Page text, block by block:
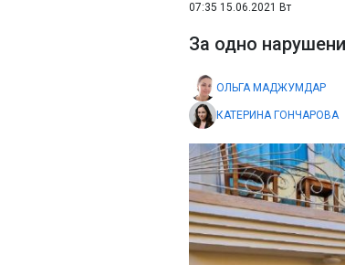
07:35 15.06.2021 Вт
За одно
ОЛЬГА МАДЖУМДАР
КАТЕРИНА ГОНЧАРОВА